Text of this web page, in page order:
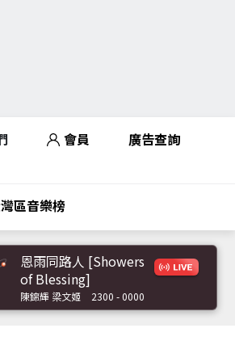
會員 廣告查詢
區音樂榜
恩雨同路人 [Showers
of Blessing]
陳錦輝 梁文姬 2300 - 0000